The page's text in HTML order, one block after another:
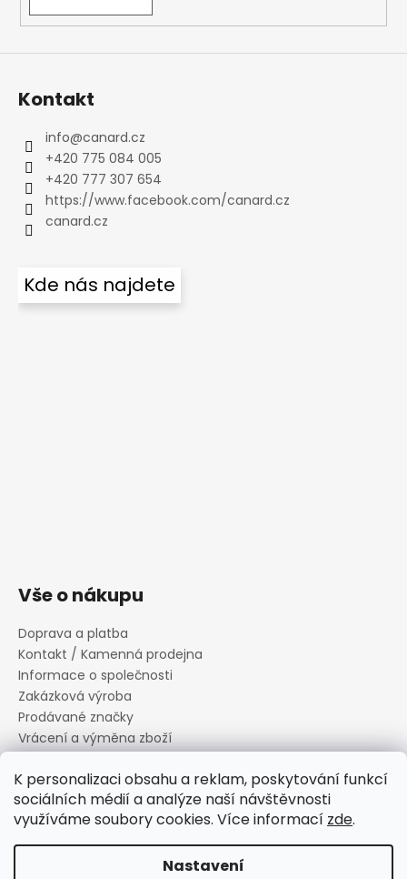
K personalizaci obsahu a reklam, poskytování funkcí
sociálních médií a analýze naší návštěvnosti
využíváme soubory cookies. Více informací zde.
Nastavení
Kontakt
info@canard.cz
+420 775 084 005
+420 777 307 654
https://www.facebook.com/canard.cz
canard.cz
Kde nás najdete
Vše o nákupu
Doprava a platba
Kontakt / Kamenná prodejna
Informace o společnosti
Zakázková výroba
Prodávané značky
Vrácení a výměna zboží
Informace o souborech cookies
Reklamační řád
Obchodní podmínky